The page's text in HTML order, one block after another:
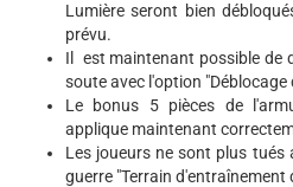
Lumière seront bien
prévu.
Il est maintenant possible de
soute avec l'option "Déblocage
Le bonus 5 pièces de
applique maintenant
Les joueurs ne sont plus tués
guerre "Terrain d'entraînement